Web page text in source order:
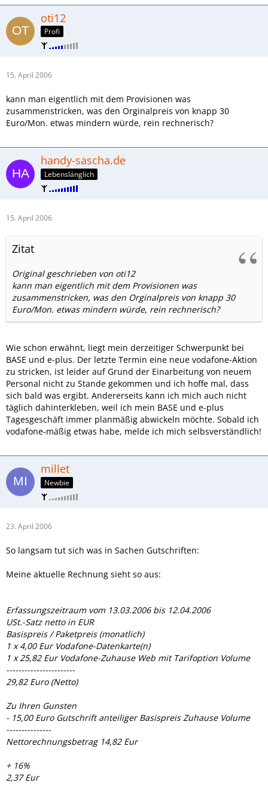
oti12
Profi
15. April 2006
kann man eigentlich mit dem Provisionen was
zusammenstricken, was den Orginalpreis von knapp 30
Euro/Mon. etwas mindern würde, rein rechnerisch?
handy-sascha.de
Lebenslänglich
15. April 2006
Zitat
Original geschrieben von oti12
kann man eigentlich mit dem Provisionen was
zusammenstricken, was den Orginalpreis von knapp 30
Euro/Mon. etwas mindern würde, rein rechnerisch?
Wie schon erwähnt, liegt mein derzeitiger Schwerpunkt bei
BASE und e-plus. Der letzte Termin eine neue vodafone-Aktion
zu stricken, ist leider auf Grund der Einarbeitung von neuem
Personal nicht zu Stande gekommen und ich hoffe mal, dass
sich bald was ergibt. Andererseits kann ich mich auch nicht
täglich dahinterkleben, weil ich mein BASE und e-plus
Tagesgeschäft immer planmäßig abwickeln möchte. Sobald ich
vodafone-mäßig etwas habe, melde ich mich selbsverständlich!
millet
Newbie
23. April 2006
So langsam tut sich was in Sachen Gutschriften:
Meine aktuelle Rechnung sieht so aus:
Erfassungszeitraum vom 13.03.2006 bis 12.04.2006
USt.-Satz netto in EUR
Basispreis / Paketpreis (monatlich)
1 x 4,00 Eur Vodafone-Datenkarte(n)
1 x 25,82 Eur Vodafone-Zuhause Web mit Tarifoption Volume
-----------------------
29,82 Euro (Netto)
Zu Ihren Gunsten
- 15,00 Euro Gutschrift anteiliger Basispreis Zuhause Volume
---------------
Nettorechnungsbetrag 14,82 Eur
+ 16%
2,37 Eur